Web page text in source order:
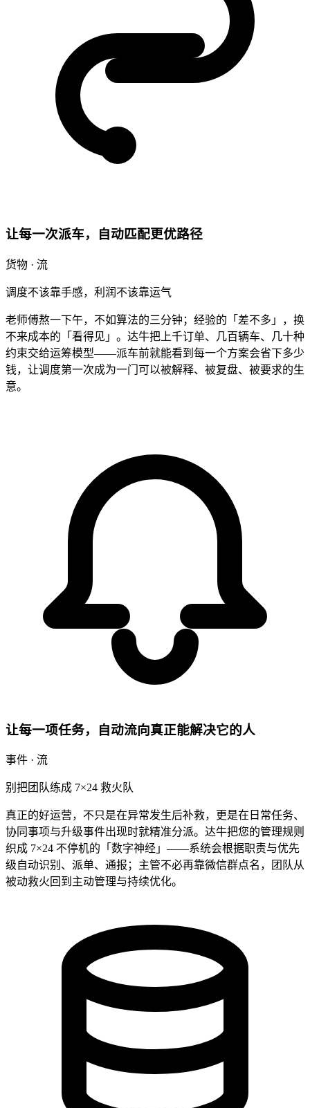
让每一次派车，自动匹配更优路径
货物 · 流
调度不该靠手感，利润不该靠运气
老师傅熬一下午，不如算法的三分钟；经验的「差不多」，换
不来成本的「看得见」。达牛把上千订单、几百辆车、几十种
约束交给运筹模型——派车前就能看到每一个方案会省下多少
钱，让调度第一次成为一门可以被解释、被复盘、被要求的生
意。
让每一项任务，自动流向真正能解决它的人
事件 · 流
别把团队练成 7×24 救火队
真正的好运营，不只是在异常发生后补救，更是在日常任务、
协同事项与升级事件出现时就精准分派。达牛把您的管理规则
织成 7×24 不停机的「数字神经」——系统会根据职责与优先
级自动识别、派单、通报；主管不必再靠微信群点名，团队从
被动救火回到主动管理与持续优化。